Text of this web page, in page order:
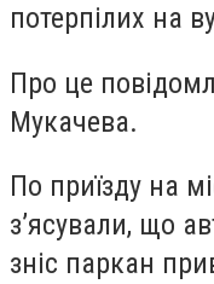
потерпілих на
Про це
Мукачева.
По приїзду на
з’ясували, що
зніс паркан